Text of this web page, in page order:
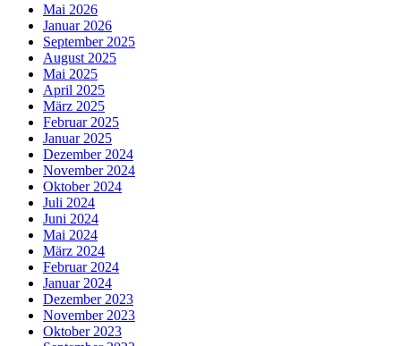
Mai 2026
Januar 2026
September 2025
August 2025
Mai 2025
April 2025
März 2025
Februar 2025
Januar 2025
Dezember 2024
November 2024
Oktober 2024
Juli 2024
Juni 2024
Mai 2024
März 2024
Februar 2024
Januar 2024
Dezember 2023
November 2023
Oktober 2023